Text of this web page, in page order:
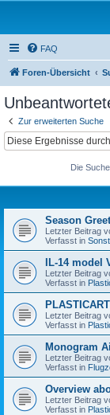
FAQ
Foren-Übersicht
Zur erweiterten Suche
Die
Season
Letzter Beitrag
Verfasst in
IL-14 model
Letzter Beitrag
Verfasst in
Letzter Beitrag
Verfasst in
Monogram
Letzter Beitrag
Verfasst in
Overview
Letzter Beitrag
Verfasst in